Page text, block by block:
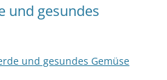
und gesundes
und gesundes Gemüse